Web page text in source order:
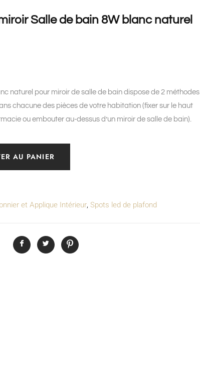
Salle de bain 8W blanc naturel
naturel pour miroir de salle de bain dispose de 2 méthodes
chacune des pièces de votre habitation (fixer sur le haut
ou embouter au-dessus d’un miroir de salle de bain).
AU PANIER
et Applique Intérieur,Spots led de plafond